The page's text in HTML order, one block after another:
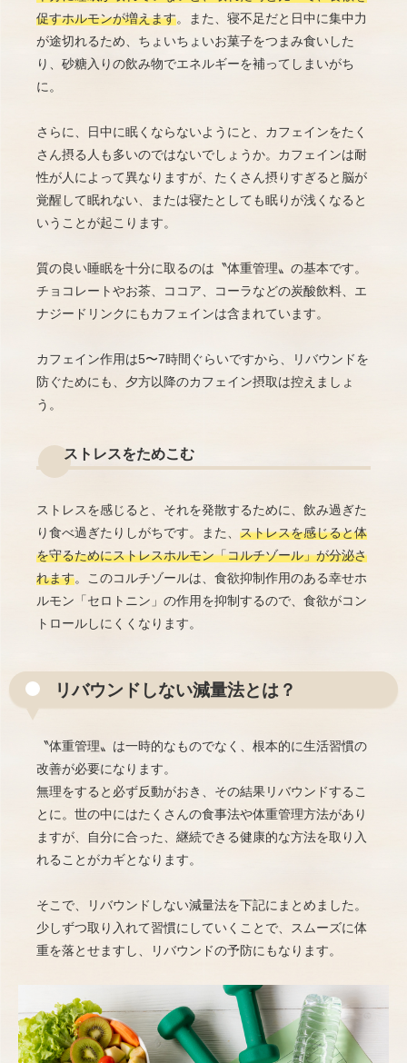
促すホルモンが増えます。また、寝不足だと日中に集中力
が途切れるため、ちょいちょいお菓子をつまみ食いした
り、砂糖入りの飲み物でエネルギーを補ってしまいがち
に。
さらに、日中に眠くならないようにと、カフェインをたく
さん摂る人も多いのではないでしょうか。カフェインは耐
性が人によって異なりますが、たくさん摂りすぎると脳が
覚醒して眠れない、または寝たとしても眠りが浅くなると
いうことが起こります。
質の良い睡眠を十分に取るのは〝体重管理〟の基本です。
チョコレートやお茶、ココア、コーラなどの炭酸飲料、エ
ナジードリンクにもカフェインは含まれています。
カフェイン作用は5〜7時間ぐらいですから、リバウンドを
防ぐためにも、夕方以降のカフェイン摂取は控えましょ
う。
ストレスをためこむ
ストレスを感じると、それを発散するために、飲み過ぎた
り食べ過ぎたりしがちです。また、 ストレスを感じると体
を守るためにストレスホルモン「コルチゾール」が分泌さ
れます。このコルチゾールは、食欲抑制作用のある幸せホ
ルモン「セロトニン」の作用を抑制するので、食欲がコン
トロールしにくくなります。
リバウンドしない減量法とは？
〝体重管理〟は一時的なものでなく、根本的に生活習慣の
改善が必要になります。
無理をすると必ず反動がおき、その結果リバウンドするこ
とに。世の中にはたくさんの食事法や体重管理方法があり
ますが、自分に合った、継続できる健康的な方法を取り入
れることがカギとなります。
そこで、リバウンドしない減量法を下記にまとめました。
少しずつ取り入れて習慣にしていくことで、スムーズに体
重を落とせますし、リバウンドの予防にもなります。